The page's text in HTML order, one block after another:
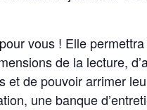
vous ! Elle
de la lecture,
et de pouvoir arrimer
une banque